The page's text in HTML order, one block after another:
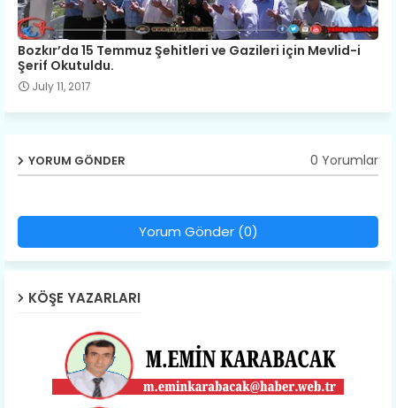
Bozkır’da 15 Temmuz Şehitleri ve Gazileri için Mevlid-i
Şerif Okutuldu.
July 11, 2017
YORUM GÖNDER 0 Yorumlar
Yorum Gönder (0)
KÖŞE YAZARLARI